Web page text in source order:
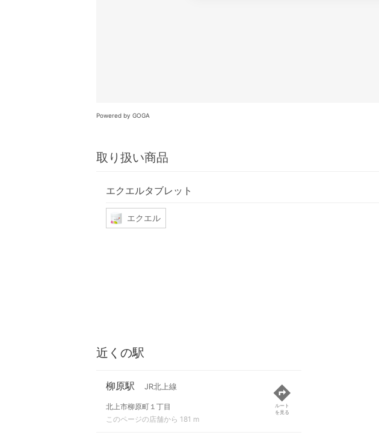
Powered by GOGA
取り扱い商品
エクエルタブレット
エクエル
近くの駅
柳原駅 JR北上線
北上市柳原町１丁目
このページの店舗から 181 m
ルート
を見る